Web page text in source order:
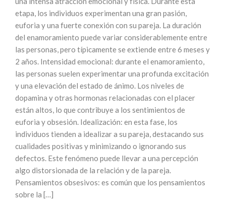
etapa, los individuos experimentan una gran pasión,
euforia y una fuerte conexión con su pareja. La duración
del enamoramiento puede variar considerablemente entre
las personas, pero típicamente se extiende entre 6 meses y
2 años. Intensidad emocional: durante el enamoramiento,
las personas suelen experimentar una profunda excitación
y una elevación del estado de ánimo. Los niveles de
dopamina y otras hormonas relacionadas con el placer
están altos, lo que contribuye a los sentimientos de
euforia y obsesión. Idealización: en esta fase, los
individuos tienden a idealizar a su pareja, destacando sus
cualidades positivas y minimizando o ignorando sus
defectos. Este fenómeno puede llevar a una percepción
algo distorsionada de la relación y de la pareja.
Pensamientos obsesivos: es común que los pensamientos
sobre la […]